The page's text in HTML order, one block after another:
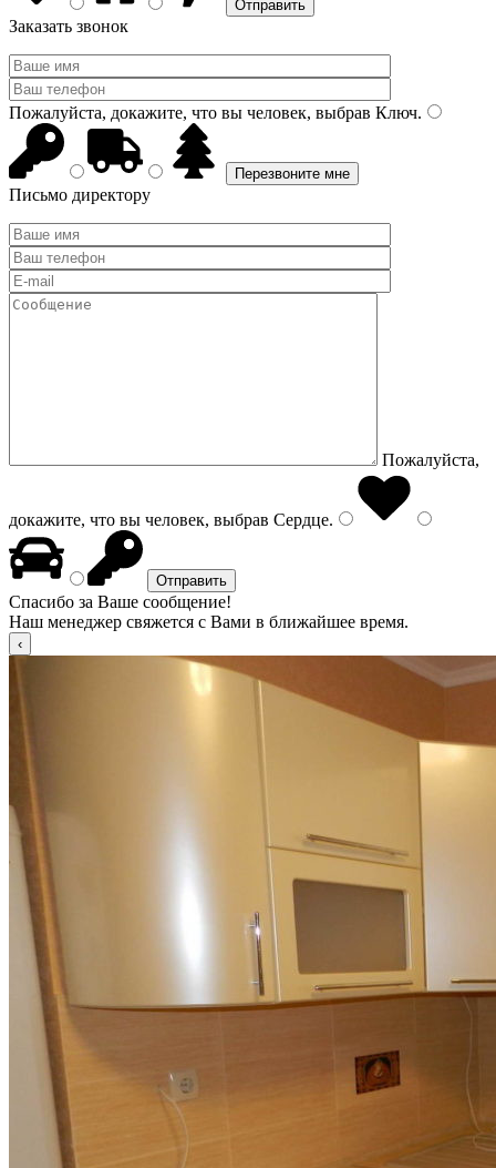
Заказать звонок
Пожалуйста, докажите, что вы человек, выбрав Ключ.
Письмо директору
Пожалуйста,
докажите, что вы человек, выбрав Сердце.
Спасибо за Ваше сообщение!
Наш менеджер свяжется с Вами в ближайшее время.